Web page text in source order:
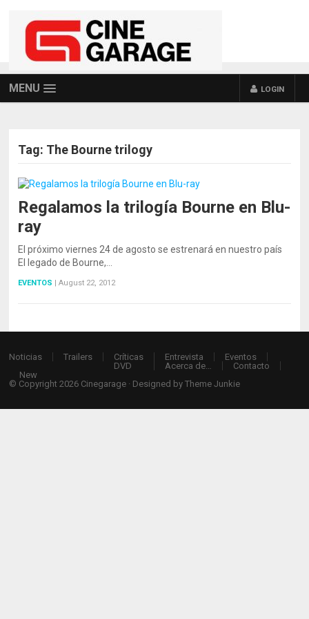
MENU LOGIN
Tag: The Bourne trilogy
Regalamos la trilogía Bourne en Blu-
ray
El próximo viernes 24 de agosto se estrenará en nuestro país
El legado de Bourne,…
EVENTOS | August 22, 2012
Noticias Trailers
Críticas
DVD
Entrevista
Eventos
Acerca de…
Contacto
New
© Copyright 2026 Cinegarage · Designed byTheme Junkie